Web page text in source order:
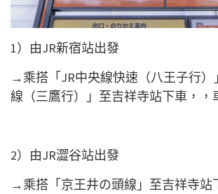
1）由JR新宿站出發
→乘搭「JR中央線快速（八王子行）
線（三鷹行）」至吉祥寺站下車，，
2）由JR澀谷站出發
→乘搭「京王井の頭線」至吉祥寺站